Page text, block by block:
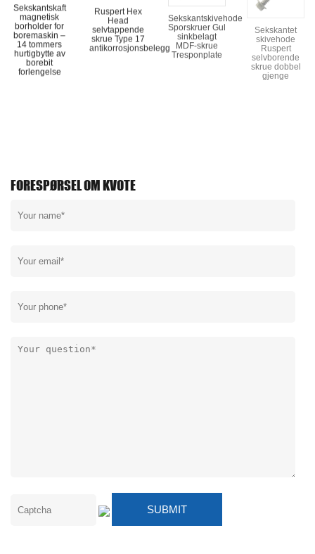
Sekskantskaft
magnetisk
borholder for
boremaskin –
14 tommers
hurtigbytte av
borebit
forlengelse
Ruspert Hex
Head
selvtappende
skrue Type 17
antikorrosjonsbelegg
Sekskantskivehode
Sporskruer Gul
sinkbelagt
MDF-skrue
Tresponplate
Sekskantet
selvborende
skrue dobbel
gjenge
FORESPØRSEL OM KVOTE